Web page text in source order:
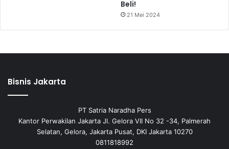
Beli!
21 Mei 2024
Bisnis Jakarta
PT Satria Naradha Pers
Kantor Perwakilan Jakarta Jl. Gelora VII No 32 -34, Palmerah
Selatan, Gelora, Jakarta Pusat, DKI Jakarta 10270
0811818992